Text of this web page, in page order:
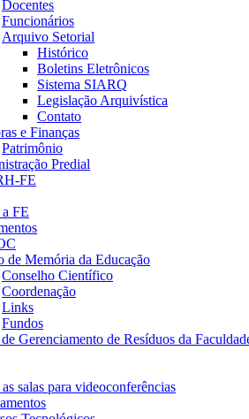
Docentes
Funcionários
Arquivo Setorial
Histórico
Boletins Eletrônicos
Sistema SIARQ
Legislação Arquivística
Contato
e Finanças
Patrimônio
Predial
FE
a FE
de Memória da Educação
Conselho Científico
Coordenação
Links
Fundos
Gerenciamento de Resíduos da
salas para videoconferências